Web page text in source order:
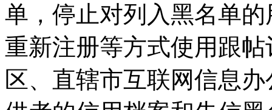
单，停止对列入黑名单
重新注册等方式使用跟
区、直辖市互联网信息